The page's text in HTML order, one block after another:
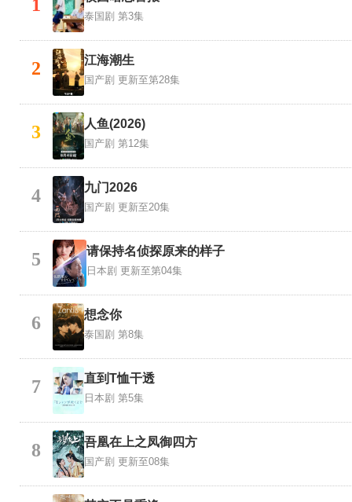
1
泰国剧 第3集
2 江海潮生
国产剧 更新至第28集
3 人鱼(2026)
国产剧 第12集
4 九门2026
国产剧 更新至20集
5 请保持名侦探原来的样子
日本剧 更新至第04集
6 想念你
泰国剧 第8集
7 直到T恤干透
日本剧 第5集
8 吾凰在上之凤御四方
国产剧 更新至08集